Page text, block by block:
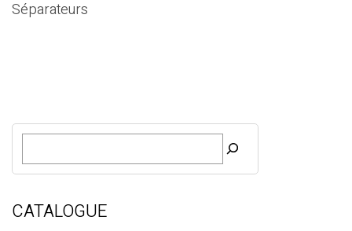
Séparateurs
R
c
e
CATALOGUE